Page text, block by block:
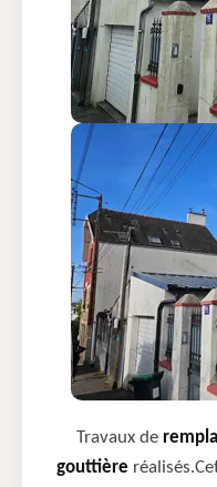
Travaux de
gouttière